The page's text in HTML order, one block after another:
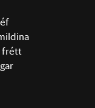
frétt